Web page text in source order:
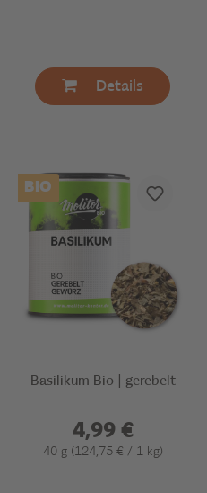
Details
BIO
Basilikum Bio | gerebelt
4,99 €
40 g (124,75 € / 1 kg)